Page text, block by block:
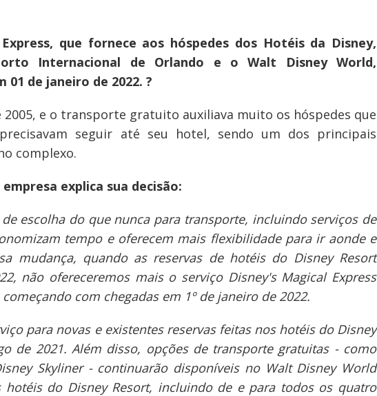
que fornece aos hóspedes dos Hotéis da Disney,
Internacional de Orlando e o Walt Disney World,
de janeiro de 2022. ?
2005, e o transporte gratuito auxiliava muito os hóspedes que
seguir até seu hotel, sendo um dos principais
complexo.
explica sua decisão:
escolha do que nunca para transporte, incluindo serviços de
tempo e oferecem mais flexibilidade para ir aonde e
mudança, quando as reservas de hotéis do Disney Resort
não ofereceremos mais o serviço Disney's Magical Express
com chegadas em 1º de janeiro de 2022.
para novas e existentes reservas feitas nos hotéis do Disney
de 2021. Além disso, opções de transporte gratuitas - como
Skyliner - continuarão disponíveis no Walt Disney World
hotéis do Disney Resort, incluindo de e para todos os quatro